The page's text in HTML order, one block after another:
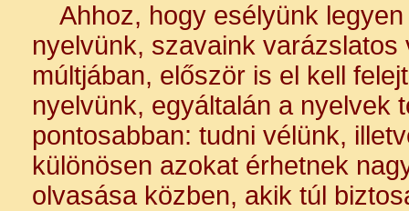
Ahhoz, hogy esélyünk legyen
nyelvünk, szavaink varázslatos
múltjában, először is el kell
nyelvünk, egyáltalán a nyelvek
pontosabban: tudni vélünk,
különösen azokat érhetnek
olvasása közben, akik túl